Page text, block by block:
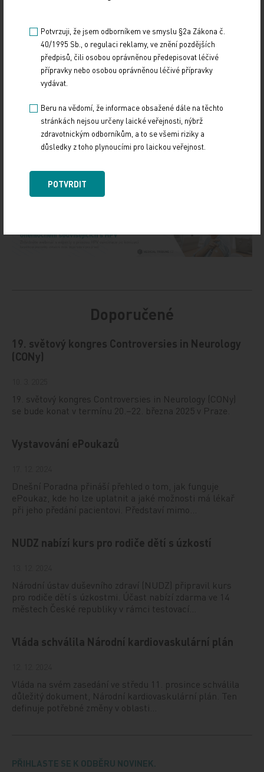
Hradec Králové.
Mgr. Oldřich Tichý vedoucí tiskového oddělení a
tiskový mluvčí
Zdroj: VZP
FINANCE TISKOVÉ ZPRÁVY
Doporučené
19. světový kongres Controversies in Neurology
(CONy)
19. světový kongres Controversies in Neurology (CONy)
se bude konat v termínu 20.–22. března 2025 v Praze.
Vystavování ePoukazů
Dnešní Poradna přináší přehled o tom, jak funguje
ePoukaz, kde ho lze uplatnit a jaké možnosti má lékař
při jeho předání pacientovi. Představí mimo…
NUDZ nabízí kurs pro rodiče dětí s úzkostí
Národní ústav duševního zdraví (NUDZ) připravil kurs
pro rodiče dětí s úzkostmi. Účast nabízí zdarma ve 14
městech České republiky v rámci testovací…
Vláda schválila Národní kardiovaskulární plán
Vláda na svém zasedání ve středu 11. prosince schválila
důležitý dokument, Národní kardiovaskulární plán. Ten
definuje potřebné změny v oblasti…
PŘIHLASTE SE K ODBĚRU NOVINEK.
Potvrzuji, že jsem odborníkem ve smyslu §2a Zákona č.
40/1995 Sb., o regulaci reklamy, ve znění pozdějších
předpisů, čili osobou oprávněnou předepisovat léčivé
přípravky nebo osobou oprávněnou léčivé přípravky
vydávat.
Beru na vědomí, že informace obsažené dále na těchto
stránkách nejsou určeny laické veřejnosti, nýbrž
zdravotnickým odborníkům, a to se všemi riziky a
důsledky z toho plynoucími pro laickou veřejnost.
POTVRDIT